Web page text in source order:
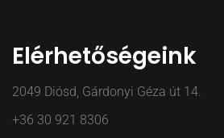
Elérhetőségeink
2049 Diósd, Gárdonyi Géza út 14.
+36 30 921 8306